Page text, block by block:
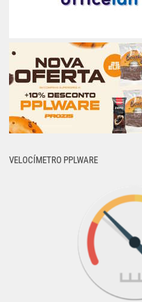
VELOCÍMETRO PPLWARE